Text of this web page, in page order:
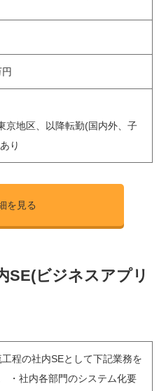
京地区、以降転勤(国内外、子
り
を見る
SE(ビジネスアプリ
程の社内SEとして下記業務を
・社内各部門のシステム化要